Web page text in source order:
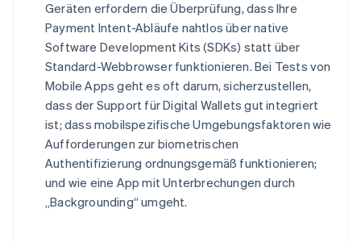
Geräten erfordern die Überprüfung, dass Ihre
Payment Intent-Abläufe nahtlos über native
Software Development Kits (SDKs) statt über
Standard-Webbrowser funktionieren. Bei Tests von
Mobile Apps geht es oft darum, sicherzustellen,
dass der Support für Digital Wallets gut integriert
ist; dass mobilspezifische Umgebungsfaktoren wie
Aufforderungen zur biometrischen
Authentifizierung ordnungsgemäß funktionieren;
und wie eine App mit Unterbrechungen durch
„Backgrounding“ umgeht.